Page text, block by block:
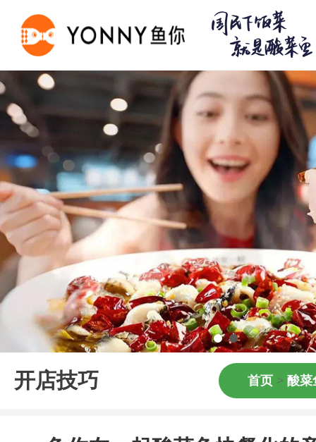
开店技巧 首页 > 酸菜